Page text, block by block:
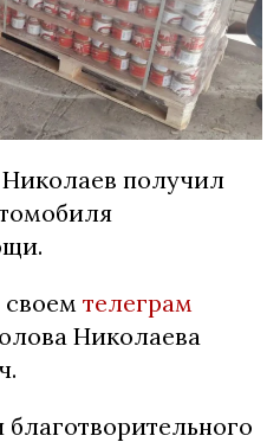
Николаев получил
телеграм
Николаева